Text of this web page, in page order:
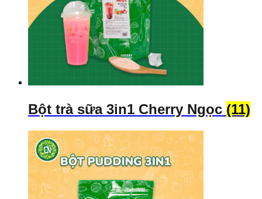
Bột trà sữa 3in1 Cherry Ngọc (11)